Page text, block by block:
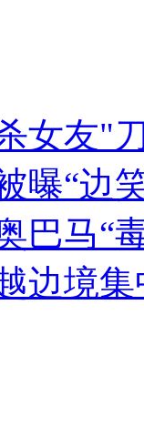
女友"
曝“边
巴马“
边境